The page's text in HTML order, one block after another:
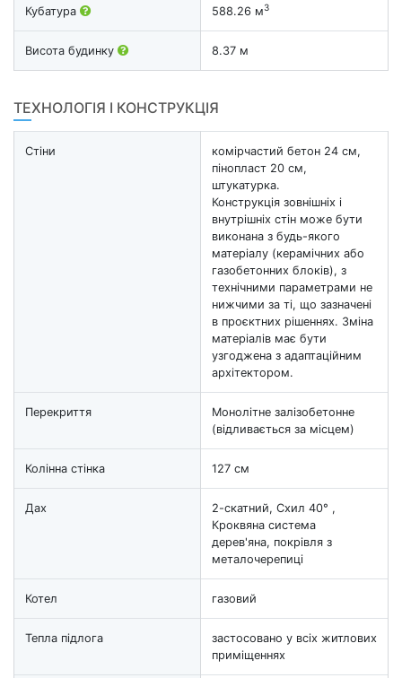
Кубатура 588.26 м3
Висота будинку 8.37 м
ТЕХНОЛОГІЯ І КОНСТРУКЦІЯ
Стіни
комірчастий бетон 24 см,
пінопласт 20 см,
штукатурка.
Конструкція зовнішніх і
внутрішніх стін може бути
виконана з будь-якого
матеріалу (керамічних або
газобетонних блоків), з
технічними параметрами не
нижчими за ті, що зазначені
в проєктних рішеннях. Зміна
матеріалів має бути
узгоджена з адаптаційним
архітектором.
Перекриття
Монолітне залізобетонне
(відливається за місцем)
Колінна стінка 127 см
Дах
2-скатний, Схил 40° ,
Кроквяна система
дерев'яна, покрівля з
металочерепиці
Котел газовий
Тепла підлога
застосовано у всіх житлових
приміщеннях